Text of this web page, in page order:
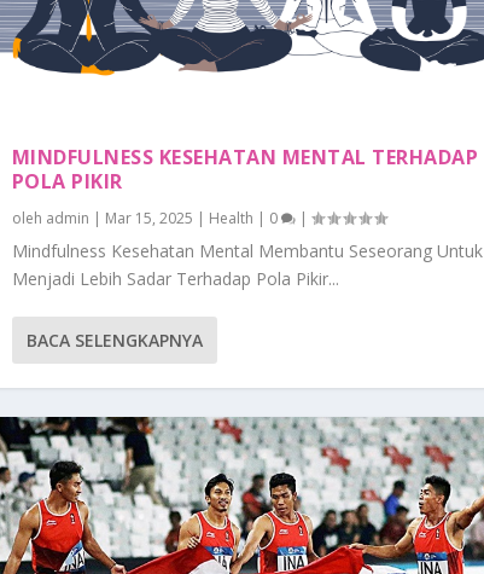
MINDFULNESS KESEHATAN MENTAL TERHADAP
POLA PIKIR
oleh admin | Mar 15, 2025 | Health | 0 |
Mindfulness Kesehatan Mental Membantu Seseorang Untuk
Menjadi Lebih Sadar Terhadap Pola Pikir...
BACA SELENGKAPNYA